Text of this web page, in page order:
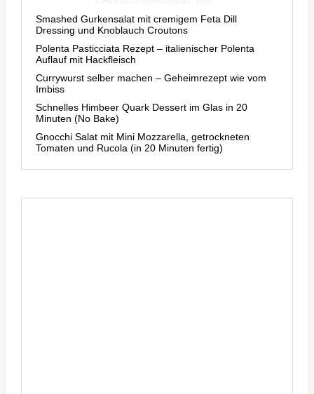
Smashed Gurkensalat mit cremigem Feta Dill
Dressing und Knoblauch Croutons
Polenta Pasticciata Rezept – italienischer Polenta
Auflauf mit Hackfleisch
Currywurst selber machen – Geheimrezept wie vom
Imbiss
Schnelles Himbeer Quark Dessert im Glas in 20
Minuten (No Bake)
Gnocchi Salat mit Mini Mozzarella, getrockneten
Tomaten und Rucola (in 20 Minuten fertig)